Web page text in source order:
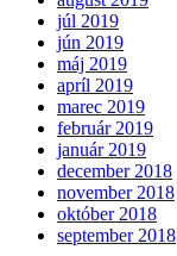
júl 2019
jún 2019
máj 2019
apríl 2019
marec 2019
február 2019
január 2019
december 2018
november 2018
október 2018
september 2018